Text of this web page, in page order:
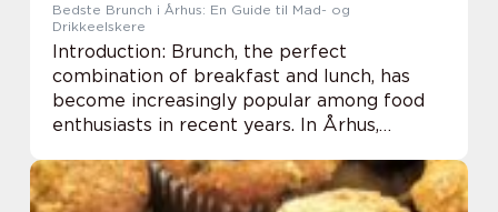
Bedste Brunch i Århus: En Guide til Mad- og
Drikkeelskere
Introduction: Brunch, the perfect
combination of breakfast and lunch, has
become increasingly popular among food
enthusiasts in recent years. In Århus,
are numerous brunch spots offering a
delightful ar...